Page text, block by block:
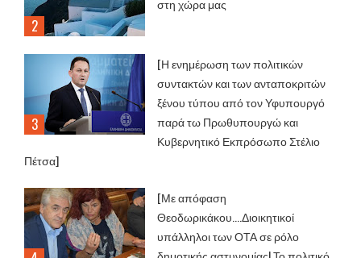
[Η ενημέρωση των πολιτικών
συντακτών και των ανταποκριτών
ξένου τύπου από τον Υφυπουργό
παρά τω Πρωθυπουργώ και
Κυβερνητικό Εκπρόσωπο Στέλιο
Πέτσα]
[Με απόφαση
Θεοδωρικάκου....Διοικητικοί
υπάλληλοι των ΟΤΑ σε ρόλο